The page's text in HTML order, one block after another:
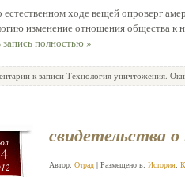
ходе вещей опроверг
изменение отношения общества к
запись полностью »
к записи Технология уничтожения.
свидетельства
Автор: Отрад | Размещено в: История,